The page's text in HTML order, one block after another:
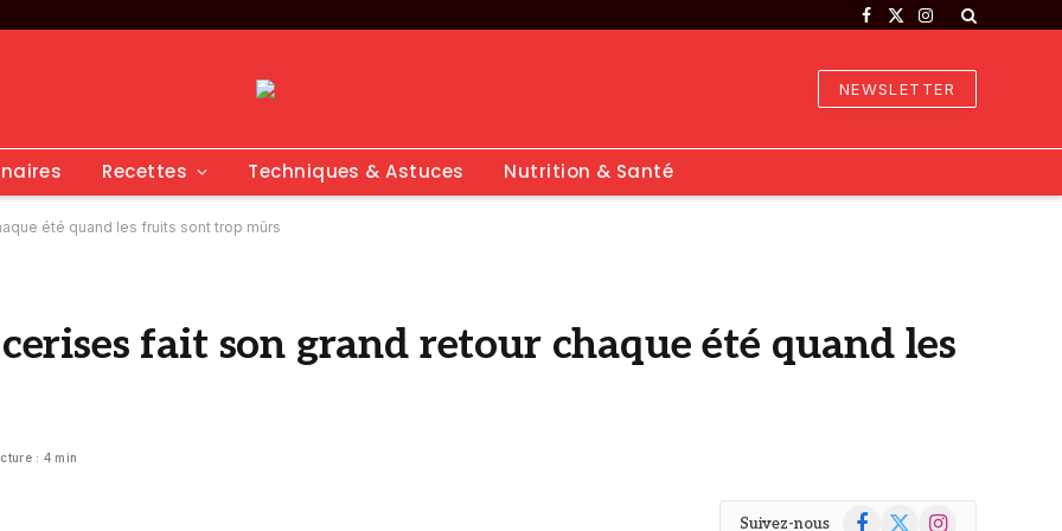
Facebook
X
Instagram
NEWSLETTER
Recettes Techniques & Astuces Nutrition & Santé
été quand les fruits sont trop mûrs
fait son grand retour chaque été quand les
: 4 min
Suivez-nous Facebook
X
Instagram